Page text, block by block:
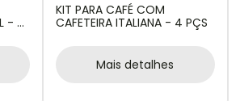
- 6
KIT PARA CAFÉ COM
CAFETEIRA ITALIANA - 4 PÇS
Mais detalhes